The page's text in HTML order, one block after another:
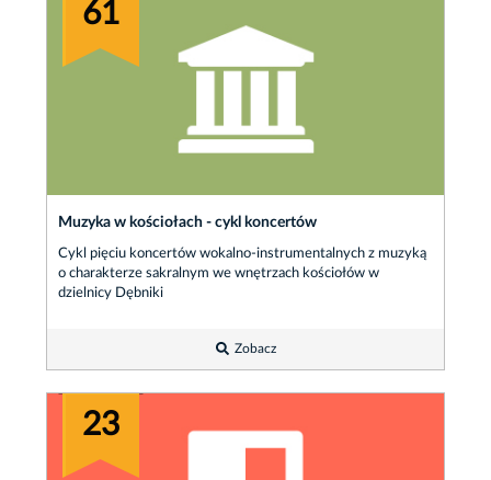
61
Muzyka w kościołach - cykl koncertów
Cykl pięciu koncertów wokalno-instrumentalnych z muzyką
o charakterze sakralnym we wnętrzach kościołów w
dzielnicy Dębniki
Zobacz
23